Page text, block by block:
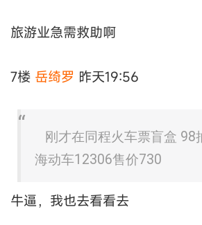
旅游业急需救助啊
7楼 岳绮罗 昨天19:56
刚才在同程火车票盲盒 98
海动车12306售价730
牛逼，我也去看看去